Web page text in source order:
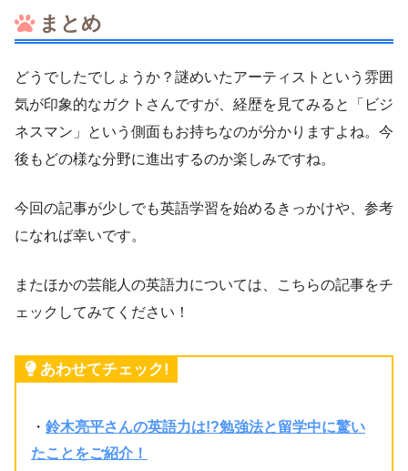
まとめ
どうでしたでしょうか？謎めいたアーティストという雰囲
気が印象的なガクトさんですが、経歴を見てみると「ビジ
ネスマン」という側面もお持ちなのが分かりますよね。今
後もどの様な分野に進出するのか楽しみですね。
今回の記事が少しでも英語学習を始めるきっかけや、参考
になれば幸いです。
またほかの芸能人の英語力については、こちらの記事をチ
ェックしてみてください！
あわせてチェック!
・ 鈴木亮平さんの英語力は!?勉強法と留学中に驚い
たことをご紹介！